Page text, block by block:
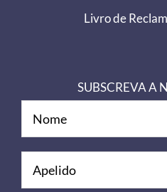
Livro de
SUBSCREVA A